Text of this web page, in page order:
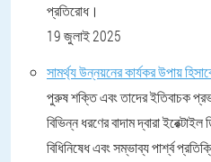
প্রতিরোধ।
19 জুলাই 2025
সামর্থ্য উন্নয়নের কার্যকর উপায়
পুরুষ শক্তি এবং তাদের ইতিবাচক
বিভিন্ন ধরণের বাদাম দ্বারা
বিধিনিষেধ এবং সম্ভাব্য পার্শ্ব